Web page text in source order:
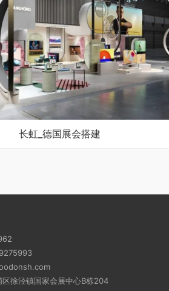
长虹_德国展会搭建
徐泾镇国家会展中心B栋204